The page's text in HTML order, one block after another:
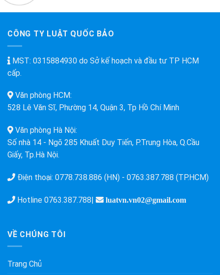
CÔNG TY LUẬT QUỐC BẢO
MST: 0315884930 do Sở kế hoạch và đầu tư TP HCM
cấp.
Văn phòng HCM:
528 Lê Văn Sĩ, Phường 14, Quận 3, Tp Hồ Chí Minh
Văn phòng Hà Nội:
Số nhà 14 - Ngõ 285 Khuất Duy Tiến, P.Trung Hòa, Q.Cầu
Giấy, Tp.Hà Nội.
Điện thoại: 0778.738.886 (HN) - 0763.387.788 (TP.HCM)
Hotline 0763.387.788| luatvn.vn02@gmail.com
VỀ CHÚNG TÔI
Trang Chủ